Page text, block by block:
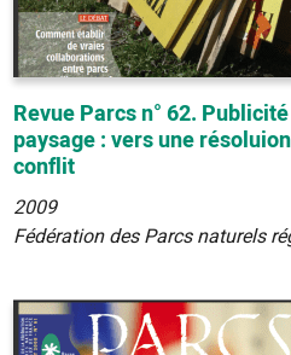
Revue Parcs n° 62.
paysage : vers une
conflit
2009
Fédération des Parcs naturels